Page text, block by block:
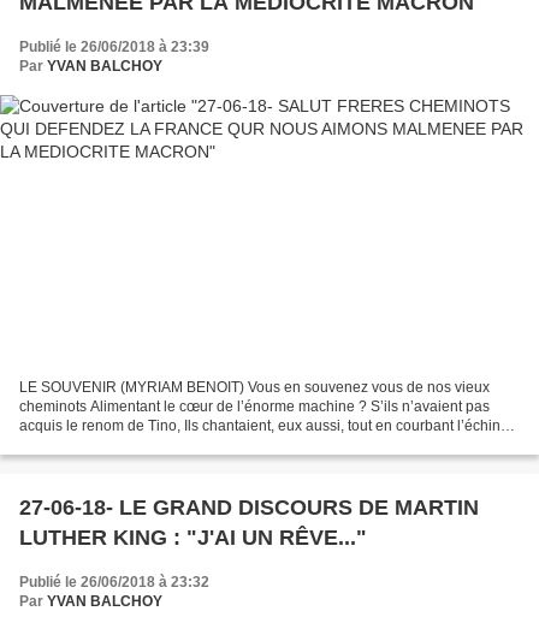
Publié le 26/06/2018 à 23:39
Par YVAN BALCHOY
LE SOUVENIR (MYRIAM BENOIT) Vous en souvenez vous de nos vieux
cheminots Alimentant le cœur de l’énorme machine ? S’ils n’avaient pas
acquis le renom de Tino, Ils chantaient, eux aussi, tout en courbant l’échine.
27-06-18- LE GRAND DISCOURS DE MARTIN
LUTHER KING : "J'AI UN RÊVE..."
Publié le 26/06/2018 à 23:32
Par YVAN BALCHOY